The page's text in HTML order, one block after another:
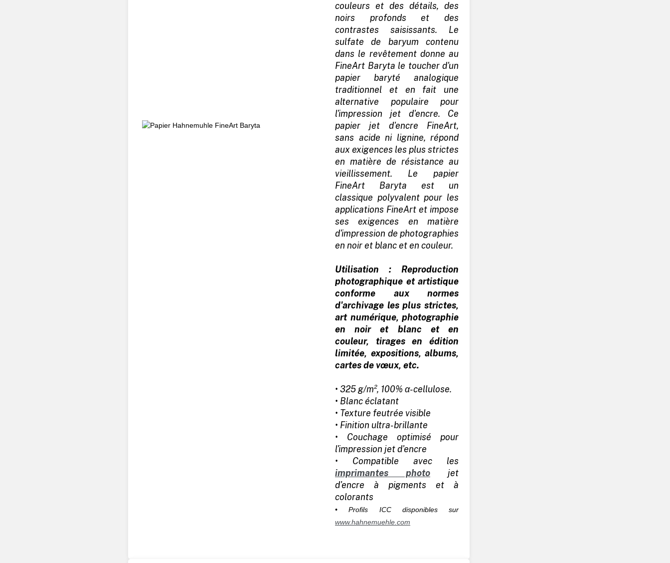
couleurs et des détails, des
noirs profonds et des
contrastes saisissants. Le
sulfate de baryum contenu
dans le revêtement donne au
FineArt Baryta le toucher d'un
papier baryté analogique
traditionnel et en fait une
alternative populaire pour
l'impression jet d'encre. Ce
papier jet d'encre FineArt,
sans acide ni lignine, répond
aux exigences les plus strictes
en matière de résistance au
vieillissement. Le papier
FineArt Baryta est un
classique polyvalent pour les
applications FineArt et impose
ses exigences en matière
d'impression de photographies
en noir et blanc et en couleur.
Utilisation : Reproduction
photographique et artistique
conforme aux normes
d'archivage les plus strictes,
art numérique, photographie
en noir et blanc et en
couleur, tirages en édition
limitée, expositions, albums,
cartes de vœux, etc.
• 325 g/m², 100% α-cellulose.
• Blanc éclatant
• Texture feutrée visible
• Finition ultra-brillante
• Couchage optimisé pour
l'impression jet d'encre
• Compatible avec les
imprimantes photo jet
d'encre à pigments et à
colorants
• Profils ICC disponibles sur
www.hahnemuehle.com